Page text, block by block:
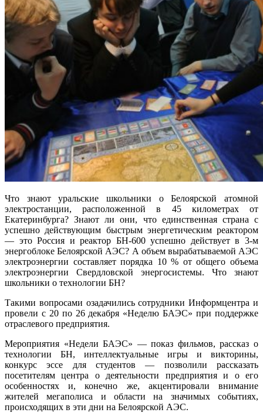
Что знают уральские школьники о Белоярской атомной
электростанции, расположенной в 45 километрах от
Екатеринбурга? Знают ли они, что единственная страна с
успешно действующим быстрым энергетическим реактором
— это Россия и реактор БН-600 успешно действует в 3-м
энергоблоке Белоярской АЭС? А объем вырабатываемой АЭС
электроэнергии составляет порядка 10 % от общего объема
электроэнергии Свердловской энергосистемы. Что знают
школьники о технологии БН?
Такими вопросами озадачились сотрудники Информцентра и
провели с 20 по 26 декабря «Неделю БАЭС» при поддержке
отраслевого предприятия.
Мероприятия «Недели БАЭС» — показ фильмов, рассказ о
технологии БН, интеллектуальные игры и викторины,
конкурс эссе для студентов — позволили рассказать
посетителям центра о деятельности предприятия и о его
особенностях и, конечно же, акцентировали внимание
жителей мегаполиса и области на значимых событиях,
происходящих в эти дни на Белоярской АЭС.